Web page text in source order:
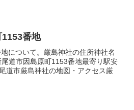
番地
について。厳島神社の住所神社名
道市因島原町1153番地最寄り駅安
道市厳島神社の地図・アクセス厳